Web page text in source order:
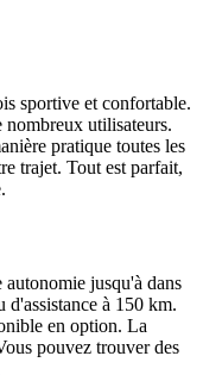
sportive et confortable.
nombreux utilisateurs.
pratique toutes les
trajet. Tout est parfait,
jusqu'à dans
à 150 km.
en option. La
pouvez trouver des